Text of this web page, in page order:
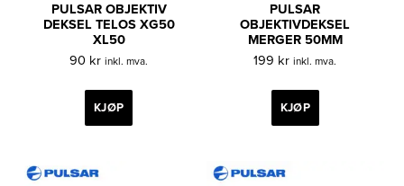
PULSAR OBJEKTIV
DEKSEL TELOS XG50
XL50
90 kr inkl. mva.
KJØP
PULSAR
OBJEKTIVDEKSEL
MERGER 50MM
199 kr inkl. mva.
KJØP